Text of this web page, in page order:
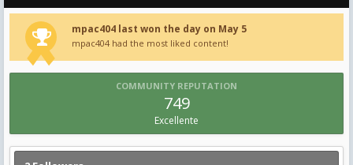
mpac404 last won the day on May 5
mpac404 had the most liked content!
COMMUNITY REPUTATION
749
Excellente